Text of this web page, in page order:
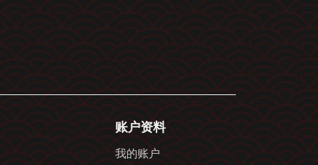
账户资料
我的账户